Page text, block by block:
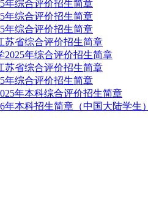
年综合评价招生简章
年综合评价招生简章
年综合评价招生简章
苏省综合评价招生简章
2025年综合评价招生简章
苏省综合评价招生简章
年综合评价招生简章
年本科综合评价招生简章
年本科招生简章（中国大陆学生）